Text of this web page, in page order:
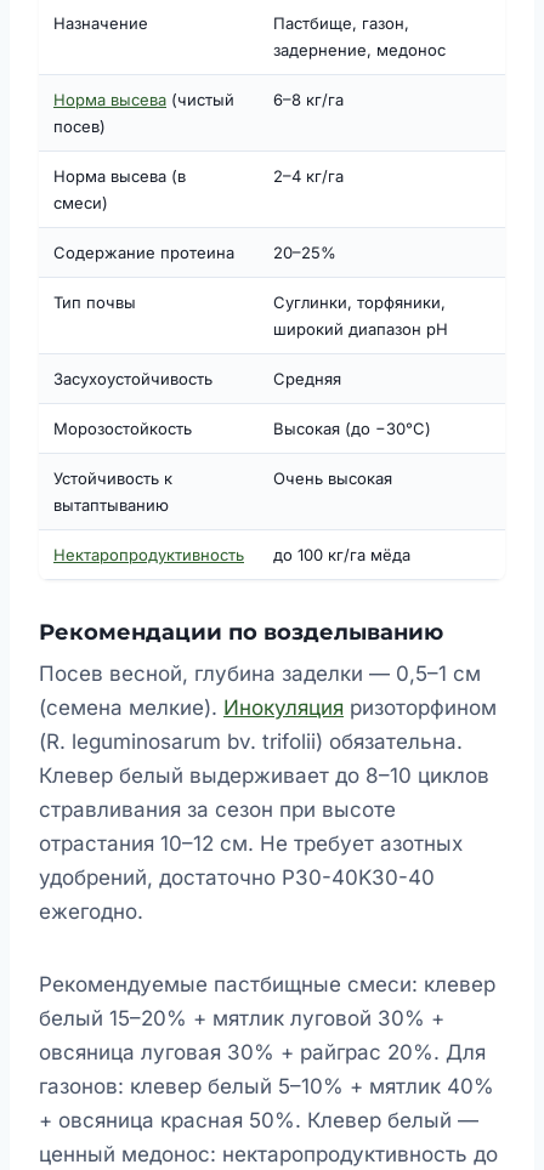
Назначение
Пастбище, газон,
задернение, медонос
Норма высева (чистый
посев)
6–8 кг/га
Норма высева (в
смеси)
2–4 кг/га
Содержание протеина 20–25%
Тип почвы
Суглинки, торфяники,
широкий диапазон pH
Засухоустойчивость Средняя
Морозостойкость Высокая (до −30°C)
Устойчивость к
вытаптыванию
Очень высокая
Нектаропродуктивность до 100 кг/га мёда
Рекомендации по возделыванию
Посев весной, глубина заделки — 0,5–1 см
(семена мелкие). Инокуляция ризоторфином
(R. leguminosarum bv. trifolii) обязательна.
Клевер белый выдерживает до 8–10 циклов
стравливания за сезон при высоте
отрастания 10–12 см. Не требует азотных
удобрений, достаточно P30-40K30-40
ежегодно.
Рекомендуемые пастбищные смеси: клевер
белый 15–20% + мятлик луговой 30% +
овсяница луговая 30% + райграс 20%. Для
газонов: клевер белый 5–10% + мятлик 40%
+ овсяница красная 50%. Клевер белый —
ценный медонос: нектаропродуктивность до